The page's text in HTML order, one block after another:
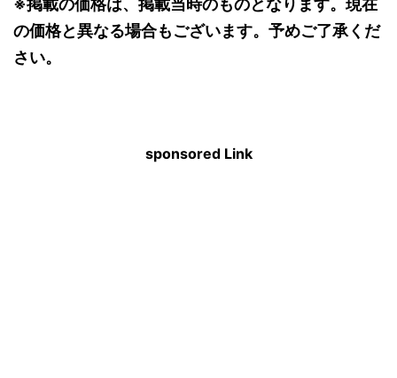
※掲載の価格は、掲載当時のものとなります。現在
の価格と異なる場合もございます。予めご了承くだ
さい。
sponsored Link